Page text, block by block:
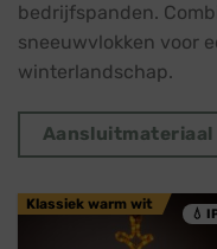
bedrijfspanden.
sneeuwvlokken voor
winterlandschap.
Aansluitmateriaal
💧
Klassiek warm wit